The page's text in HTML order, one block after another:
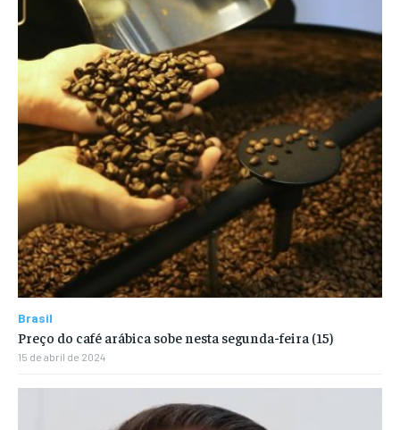
Brasil
Preço do café arábica sobe nesta segunda-feira (15)
15 de abril de 2024